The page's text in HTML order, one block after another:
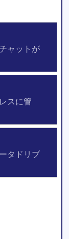
ャットが
スに管
タドリブ